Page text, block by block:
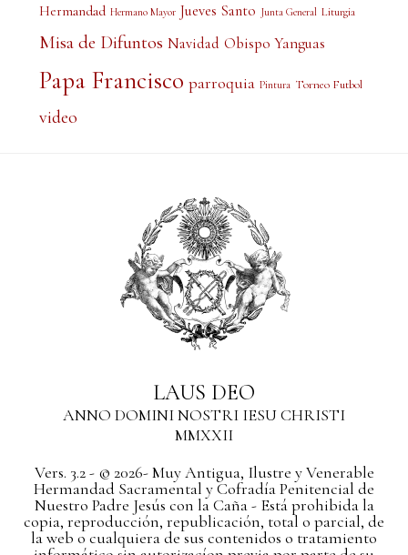
Hermandad Hermano Mayor Jueves Santo Junta General Liturgia
Misa de Difuntos Navidad Obispo Yanguas
Papa Francisco parroquia Pintura Torneo Futbol
video
LAUS DEO
ANNO DOMINI NOSTRI IESU CHRISTI
MMXXII
Vers. 3.2 - © 2026- Muy Antigua, Ilustre y Venerable
Hermandad Sacramental y Cofradía Penitencial de
Nuestro Padre Jesús con la Caña - Está prohibida la
copia, reproducción, republicación, total o parcial, de
la web o cualquiera de sus contenidos o tratamiento